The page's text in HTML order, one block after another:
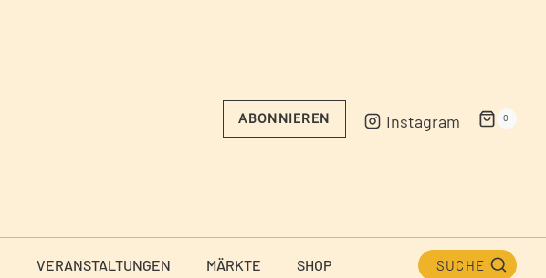
ABONNIEREN Instagram 0
VERANSTALTUNGEN MÄRKTE SHOP SUCHE